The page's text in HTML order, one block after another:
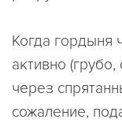
Когда гордыня
активно
через
сожаление,